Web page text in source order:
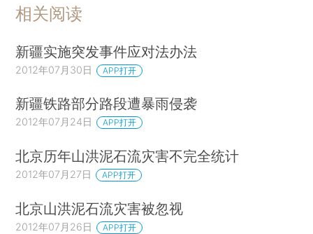
相关阅读
新疆实施突发事件应对法办法
2012年07月30日 APP打开
新疆铁路部分路段遭暴雨侵袭
2012年07月24日 APP打开
北京历年山洪泥石流灾害不完全统计
2012年07月27日 APP打开
北京山洪泥石流灾害被忽视
2012年07月26日 APP打开